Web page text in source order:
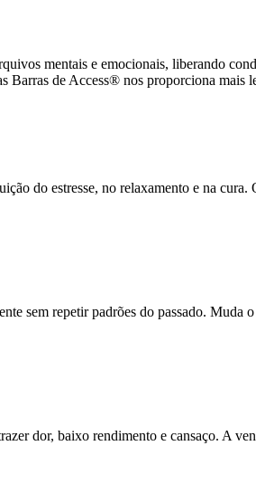
mentais e emocionais, liberando
Barras de Access® nos proporciona
do estresse, no relaxamento e na cura.
sem repetir padrões do passado. Muda
dor, baixo rendimento e cansaço. A